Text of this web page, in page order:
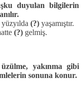
duyulan bilgilerin
(?) yaşamıştır.
(?) gelmiş.
yakınma gibi
sonuna konur.